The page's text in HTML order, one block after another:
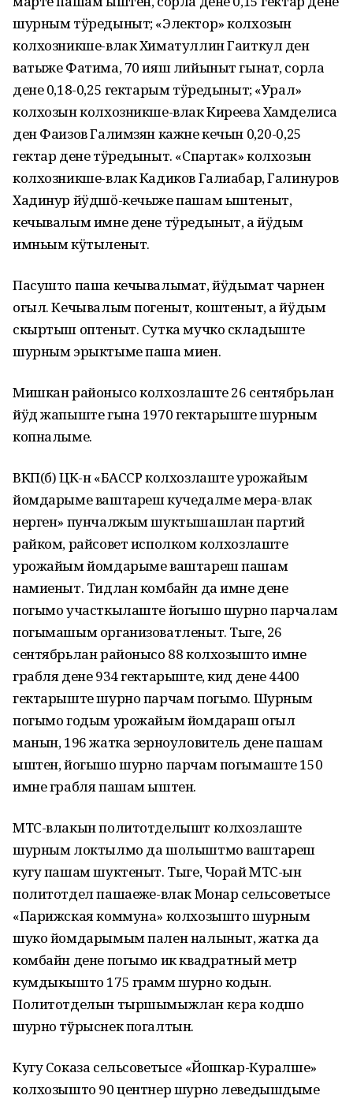
шурным тӱредыныт; «Электор» колхозын
колхозникше-влак Химатуллин Гаиткул ден
ватыже Фатима, 70 ияш лийыныт гынат, сорла
дене 0,18-0,25 гектарым тӱредыныт; «Урал»
колхозын колхозникше-влак Киреева Хамделиса
ден Фаизов Галимзян кажне кечын 0,20-0,25
гектар дене тӱредыныт. «Спартак» колхозын
колхозникше-влак Кадиков Галиабар, Галинуров
Хадинур йӱдшӧ-кечыже пашам ыштеныт,
кечывалым имне дене тӱредыныт, а йӱдым
имньым кӱтыленыт.
Пасушто паша кечывалымат, йӱдымат чарнен
огыл. Кечывалым погеныт, коштеныт, а йӱдым
скыртыш оптеныт. Сутка мучко складыште
шурным эрыктыме паша миен.
Мишкан районысо колхозлаште 26 сентябрьлан
йӱд жапыште гына 1970 гектарыште шурным
копналыме.
ВКП(б) ЦК-н «БАССР колхозлаште урожайым
йомдарыме ваштареш кучедалме мера-влак
нерген» пунчалжым шуктышашлан партий
райком, райсовет исполком колхозлаште
урожайым йомдарыме ваштареш пашам
намиеныт. Тидлан комбайн да имне дене
погымо участкылаште йогышо шурно парчалам
погымашым организоватленыт. Тыге, 26
сентябрьлан районысо 88 колхозышто имне
грабля дене 934 гектарыште, кид дене 4400
гектарыште шурно парчам погымо. Шурным
погымо годым урожайым йомдараш огыл
манын, 196 жатка зерноуловитель дене пашам
ыштен, йогышо шурно парчам погымаште 150
имне грабля пашам ыштен.
МТС-влакын политотделышт колхозлаште
шурным локтылмо да шолыштмо ваштареш
кугу пашам шуктеныт. Тыге, Чорай МТС-ын
политотдел пашаеҥже-влак Монар сельсоветысе
«Парижская коммуна» колхозышто шурным
шуко йомдарымым пален налыныт, жатка да
комбайн дене погымо ик квадратный метр
кумдыкышто 175 грамм шурно кодын.
Политотделын тыршымыжлан кєра кодшо
шурно тўрыснек погалтын.
Кугу Соказа сельсоветысе «Йошкар-Куралше»
колхозышто 90 центнер шурно леведышдыме